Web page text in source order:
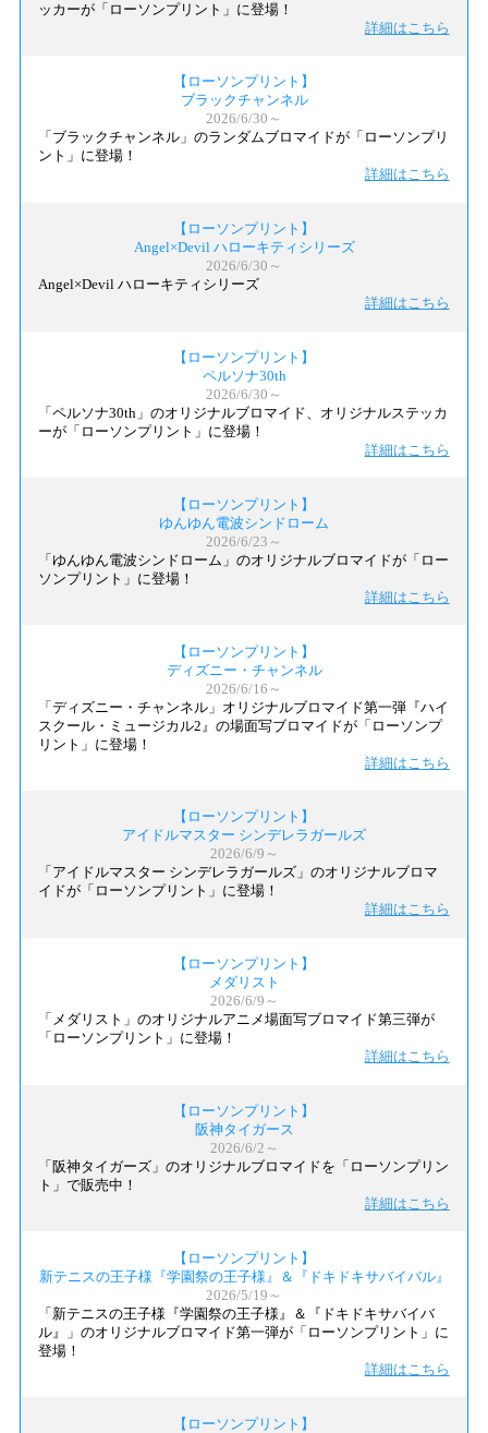
ッカーが「ローソンプリント」に登場！
詳細はこちら
【ローソンプリント】
ブラックチャンネル
2026/6/30～
「ブラックチャンネル」のランダムブロマイドが「ローソンプリ
ント」に登場！
詳細はこちら
【ローソンプリント】
Angel×Devil ハローキティシリーズ
2026/6/30～
Angel×Devil ハローキティシリーズ
詳細はこちら
【ローソンプリント】
ペルソナ30th
2026/6/30～
「ペルソナ30th」のオリジナルブロマイド、オリジナルステッカ
ーが「ローソンプリント」に登場！
詳細はこちら
【ローソンプリント】
ゆんゆん電波シンドローム
2026/6/23～
「ゆんゆん電波シンドローム」のオリジナルブロマイドが「ロー
ソンプリント」に登場！
詳細はこちら
【ローソンプリント】
ディズニー・チャンネル
2026/6/16～
「ディズニー・チャンネル」オリジナルブロマイド第一弾『ハイ
スクール・ミュージカル2』の場面写ブロマイドが「ローソンプ
リント」に登場！
詳細はこちら
【ローソンプリント】
アイドルマスター シンデレラガールズ
2026/6/9～
「アイドルマスター シンデレラガールズ」のオリジナルブロマ
イドが「ローソンプリント」に登場！
詳細はこちら
【ローソンプリント】
メダリスト
2026/6/9～
「メダリスト」のオリジナルアニメ場面写ブロマイド第三弾が
「ローソンプリント」に登場！
詳細はこちら
【ローソンプリント】
阪神タイガース
2026/6/2～
「阪神タイガーズ」のオリジナルブロマイドを「ローソンプリン
ト」で販売中！
詳細はこちら
【ローソンプリント】
新テニスの王子様『学園祭の王子様』＆『ドキドキサバイバル』
2026/5/19～
「新テニスの王子様『学園祭の王子様』＆『ドキドキサバイバ
ル』」のオリジナルブロマイド第一弾が「ローソンプリント」に
登場！
詳細はこちら
【ローソンプリント】